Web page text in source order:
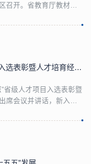
召开。省教育厅教材处
工业大学、中国美术学
，要深刻把握教材建设
学校举行“浙财大祝贺您”省级人才项目入选表彰暨人才培育经验交流会
省级人才项目入选表彰暨
席会议并讲话，新入选
与关键支撑力量，是学
要聚力协同攻关，强化